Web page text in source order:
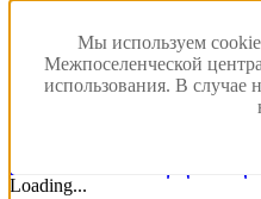
Мы используем
Межпоселенческой
использования. В случае
Loading...